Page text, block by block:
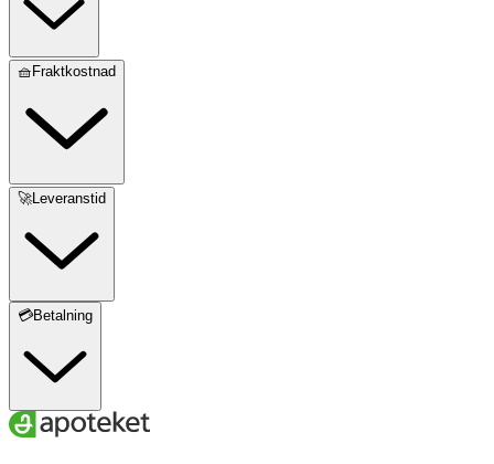
🧺Fraktkostnad
🚀Leveranstid
💳Betalning